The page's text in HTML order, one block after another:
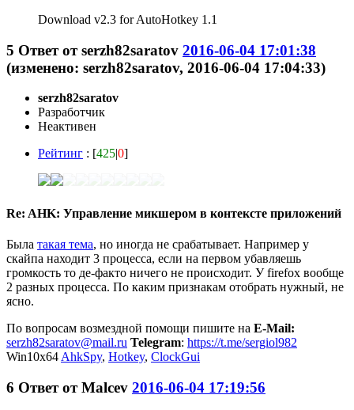
Download v2.3 for AutoHotkey 1.1
5 Ответ отserzh82saratov 2016-06-04 17:01:38
(изменено: serzh82saratov, 2016-06-04 17:04:33)
serzh82saratov
Разработчик
Неактивен
Рейтинг : [425|0]
Re: AHK: Управление микшером в контексте приложений
Была такая тема, но иногда не срабатывает. Например у
скайпа находит 3 процесса, если на первом убавляешь
громкость то де-факто ничего не происходит. У firefox вообще
2 разных процесса. По каким признакам отобрать нужный, не
ясно.
По вопросам возмездной помощи пишите на E-Mail:
serzh82saratov@mail.ru Telegram: https://t.me/sergiol982
Win10x64 AhkSpy, Hotkey, ClockGui
6 Ответ отMalcev 2016-06-04 17:19:56